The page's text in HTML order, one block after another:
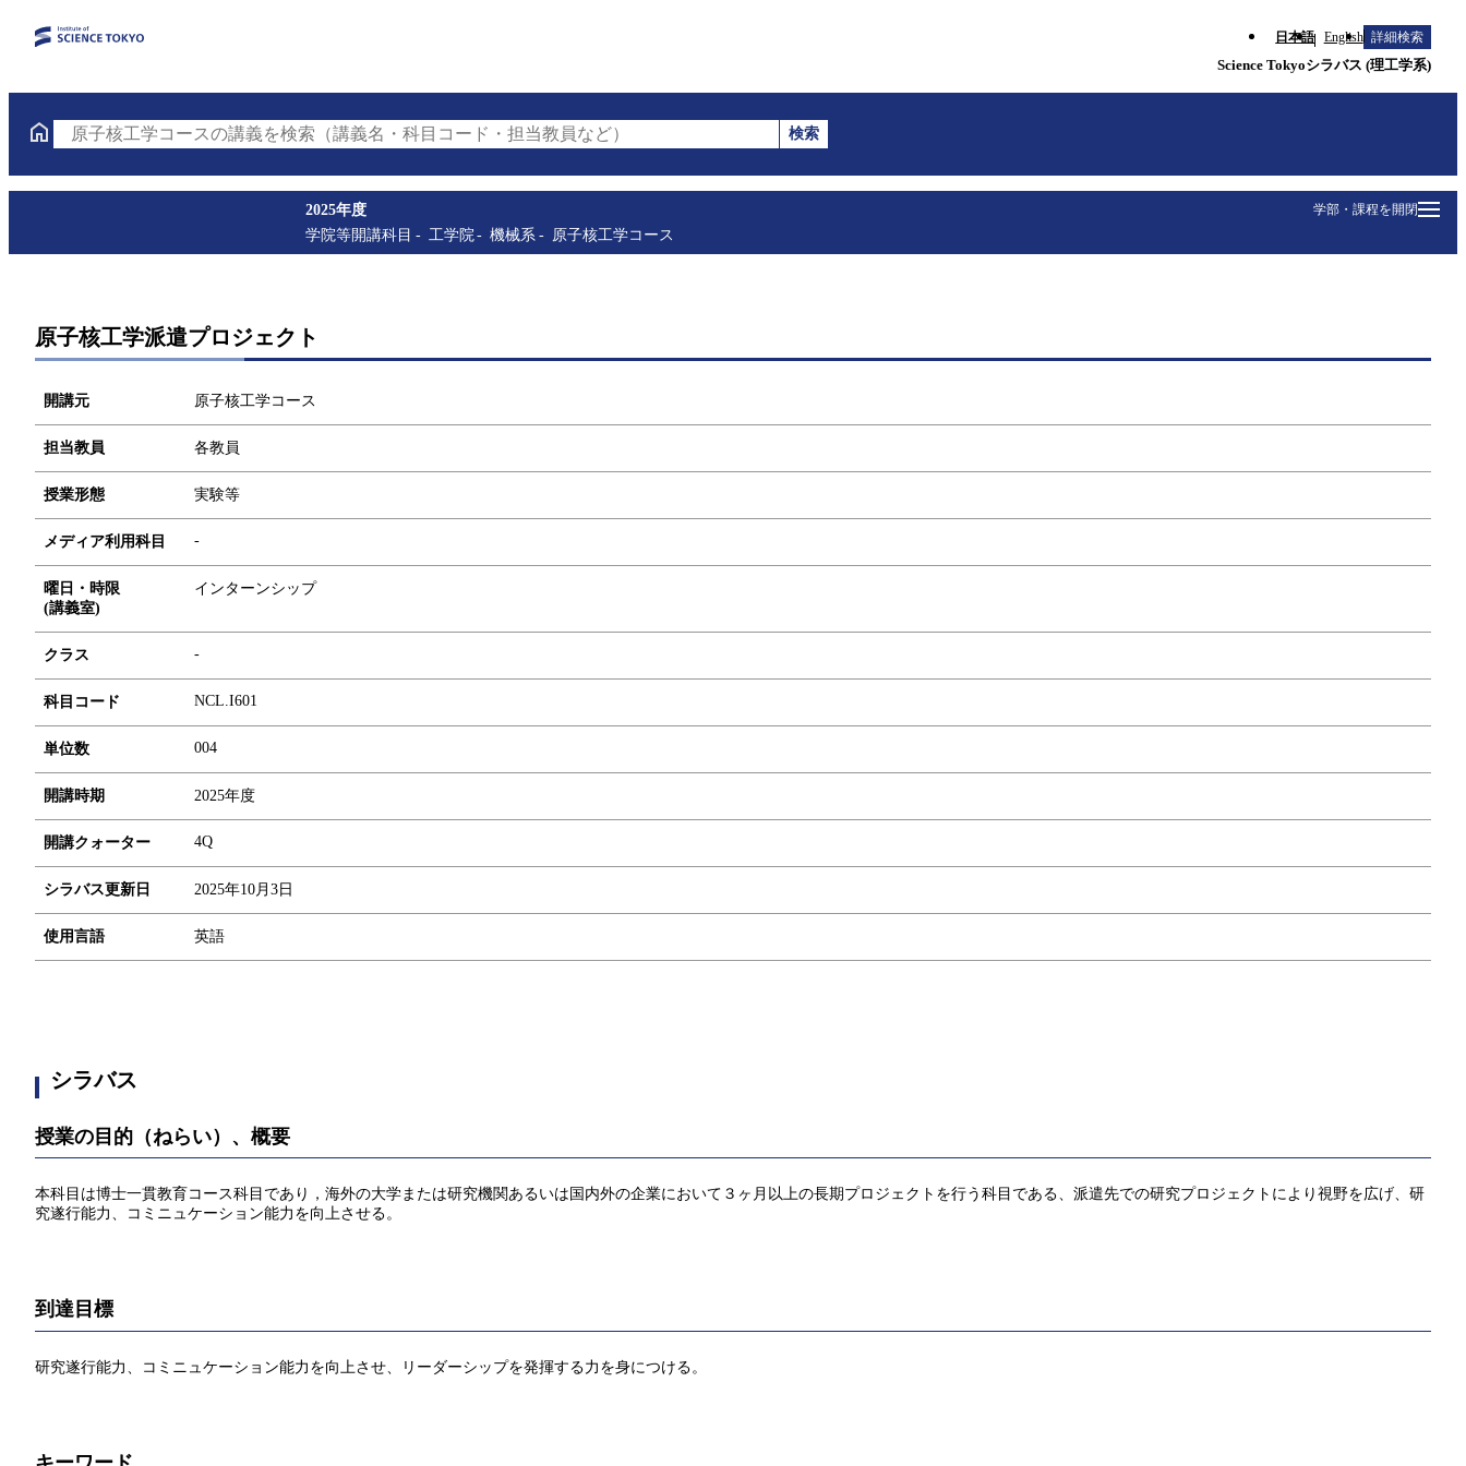
日本語 English 詳細検索
Science Tokyoシラバス (理工学系)
原子核工学コースの講義を検索（講義名・科目コード・担当教員など）
検索
学部・課程を開閉
2025年度
学院等開講科目
工学院 機械系 原子核工学コース
原子核工学派遣プロジェクト
開講元 原子核工学コース
担当教員 各教員
授業形態 実験等
メディア利用科目 -
曜日・時限
(講義室)
インターンシップ
クラス -
科目コード NCL.I601
単位数 004
開講時期 2025年度
開講クォーター 4Q
シラバス更新日 2025年10月3日
使用言語 英語
シラバス
授業の目的（ねらい）、概要
本科目は博士一貫教育コース科目であり，海外の大学または研究機関あるいは国内外の企業において３ヶ月以上の長期プロジェクトを行う科目である、派遣先での研究プロジェクトにより視野を広げ、研
究遂行能力、コミニュケーション能力を向上させる。
到達目標
研究遂行能力、コミニュケーション能力を向上させ、リーダーシップを発揮する力を身につける。